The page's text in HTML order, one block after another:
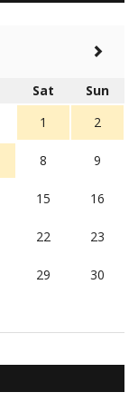
Sat
Sun
1
2
8 9
15 16
22 23
29 30